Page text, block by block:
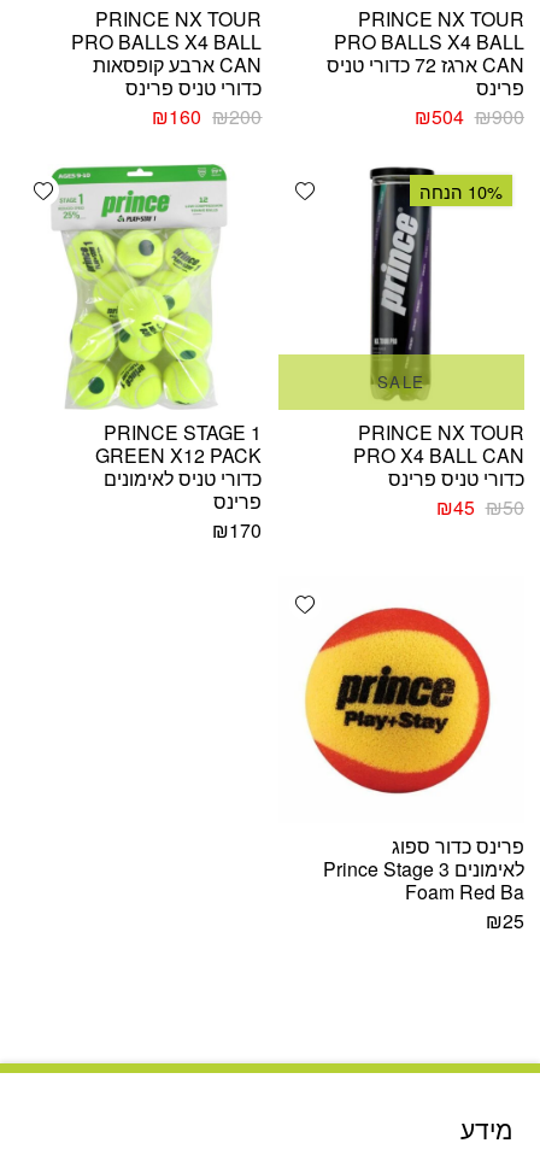
PRINCE NX TOUR
PRO BALLS X4 BALL
CAN ארגז 72 כדורי טניס
פרינס
₪900
המחיר
₪900.
₪504
הוא:
₪504.
PRINCE NX TOUR
PRO BALLS X4 BALL
CAN ארבע קופסאות
כדורי טניס פרינס
₪200
המחיר
היה:
₪200.
₪160 המחיר
הוא:
₪160.
Add wishlist 10% הנחה
SALE
PRINCE NX TOUR
PRO X4 BALL CAN
כדורי טניס פרינס
₪50
המחיר
₪45
PRINCE STAGE 1
GREEN X12 PACK
כדורי טניס לאימונים
פרינס
₪170
Add wishlist
פרינס כדור ספוג
לאימונים Prince Stage 3
Foam Red Ba
₪25
מידע